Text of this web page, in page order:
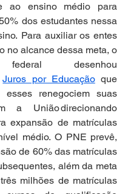
ao ensino médio para
dos estudantes nessa
Para auxiliar os entes
no alcance dessa meta, o
desenhou
Juros por Educação que
esses renegociem suas
a União direcionando
expansão de matrículas
médio. O PNE prevê,
de 60% das matrículas
além da meta
milhões de matrículas